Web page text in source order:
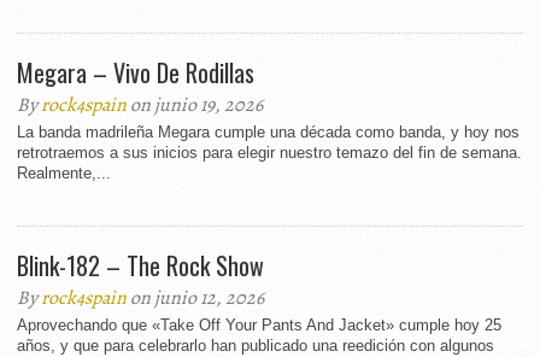
Megara – Vivo De Rodillas
Byrock4spainon junio 19, 2026
La banda madrileña Megara cumple una década como banda, y hoy nos
retrotraemos a sus inicios para elegir nuestro temazo del fin de semana.
Realmente,...
Blink-182 – The Rock Show
Byrock4spainon junio 12, 2026
Aprovechando que «Take Off Your Pants And Jacket» cumple hoy 25
años, y que para celebrarlo han publicado una reedición con algunos